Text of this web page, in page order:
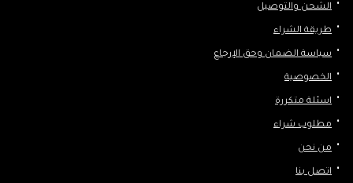
الشحن والتوصيل
طريقة الشراء
سياسة الضمان وحق الإرجاع
الخصوصية
اسئلة متكررة
مطلوب شراء
من نحن
اتصل بنا